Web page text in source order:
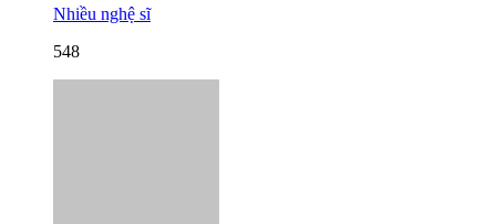
Nhiều nghệ sĩ
548